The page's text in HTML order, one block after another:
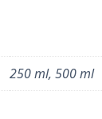
250 ml, 500 ml